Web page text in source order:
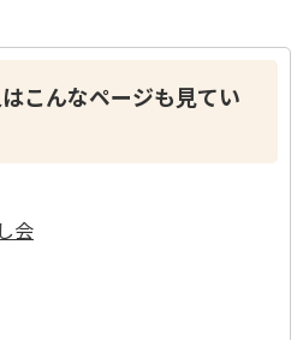
こんなページも見てい
会